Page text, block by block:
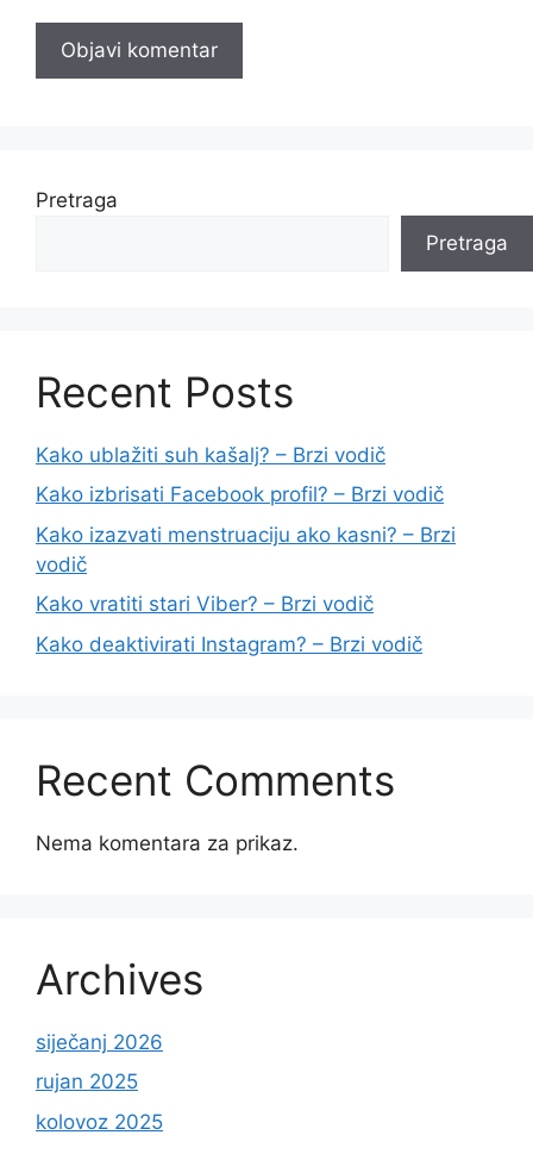
Pretraga
Pretraga
Recent Posts
Kako ublažiti suh kašalj? – Brzi vodič
Kako izbrisati Facebook profil? – Brzi vodič
Kako izazvati menstruaciju ako kasni? – Brzi
vodič
Kako vratiti stari Viber? – Brzi vodič
Kako deaktivirati Instagram? – Brzi vodič
Recent Comments
Nema komentara za prikaz.
Archives
siječanj 2026
rujan 2025
kolovoz 2025